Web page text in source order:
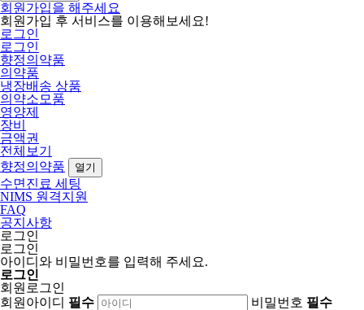
회원가입을 해주세요
회원가입 후 서비스를 이용해보세요!
로그인
로그인
향정의약품
의약품
냉장배송 상품
의약소모품
영양제
장비
금액권
전체보기
향정의약품
열기
수면진료 세팅
NIMS 원격지원
FAQ
공지사항
로그인
로그인
아이디와 비밀번호를 입력해 주세요.
로그인
회원로그인
회원아이디 필수 비밀번호 필수